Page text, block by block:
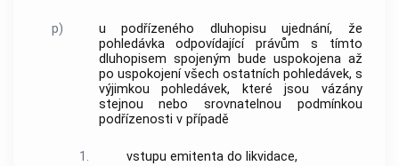
p)
u podřízeného dluhopisu ujednání, že
pohledávka odpovídající právům s tímto
dluhopisem spojeným bude uspokojena až
po uspokojení všech ostatních pohledávek, s
výjimkou pohledávek, které jsou vázány
stejnou nebo srovnatelnou podmínkou
podřízenosti v případě
1.
vstupu emitenta do likvidace,